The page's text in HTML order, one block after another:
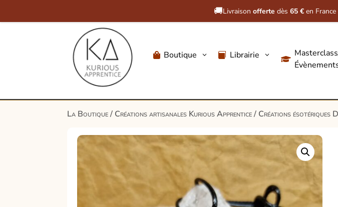
🚚Livraison offerte dès 65 € en France
 Boutique 3  Librairie 3

La Boutique/ Créations artisanales Kurious Apprentice/ Créations ésotériques